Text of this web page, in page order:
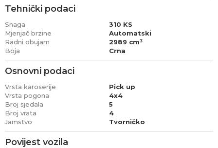
Tehnički podaci
Snaga
310 KS
Mjenjač brzine
Automatski
Radni obujam
2989 cm³
Boja
Crna
Osnovni podaci
Vrsta karoserije
Pick up
Vrsta pogona
4x4
Broj sjedala
5
Broj vrata
4
Jamstvo
Tvorničko
Povijest vozila